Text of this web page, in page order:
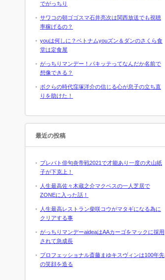
でがっちり
サワコの朝ゴゴスマ石井亮次は関西放送でも視聴
率稼げるの？
youは何しに？ベトナムyouズン＆ダンのさくら食
堂は定食屋
がっちりマンデー！パキッテってなんだか名前で
想像できる？
ボクらの時代窪塚洋介の信じる心が息子の立ち直
りを助けた！
最近の投稿
プレバト俳句炎帝戦2021で才能あり一度の犬山紙
子が下克上！
人生最高佐々木蔵之介マクベスの一人芝居で
ZONEに入った話！
人生最高レストラン柴咲コウがマタギになる為に
クリアする事
がっちりマンデーaideaはAAカーゴをマックに採用
されて急成長
プロフェッショナル斎藤まゆキスヴィンは100年先
の笑顔を造る